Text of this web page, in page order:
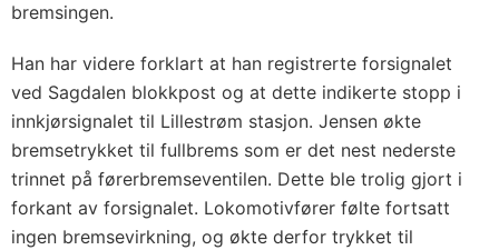
bremsingen.
Han har videre forklart at han registrerte forsignalet
ved Sagdalen blokkpost og at dette indikerte stopp i
innkjørsignalet til Lillestrøm stasjon. Jensen økte
bremsetrykket til fullbrems som er det nest nederste
trinnet på førerbremseventilen. Dette ble trolig gjort i
forkant av forsignalet. Lokomotivfører følte fortsatt
ingen bremsevirkning, og økte derfor trykket til